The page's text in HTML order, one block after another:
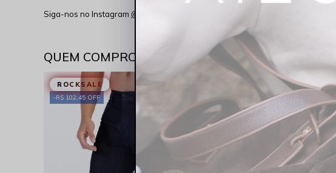
Siga-nos no Instagram @RockshamJeans
QUEM COMPROU VIU TAMBÉM
R$ 102,45 OFF
ROCKSALE
R$ 124,95 OFF
ROCKSALE
LANÇAMENTO 🖤
ESPECIAL PAIS